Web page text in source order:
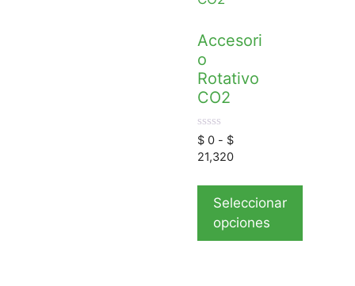
Accesori
o
Rotativo
CO2
0
d
e
$ 0 - $
21,320
Seleccionar
opciones